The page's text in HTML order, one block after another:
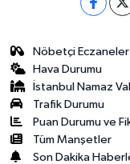
Nöbetçi Eczaneler
Hava Durumu
İstanbul Namaz
Trafik Durumu
Puan Durumu ve
Tüm Manşetler
Son Dakika